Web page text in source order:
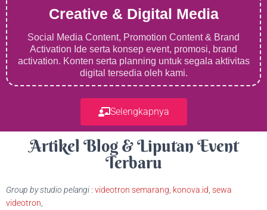
Creative & Digital Media
Social Media Content, Promotion Content & Brand
Activation Ide serta konsep event, promosi, brand
activation. Konten serta planning untuk segala aktivitas
digital tersedia oleh kami.
Selengkapnya
Artikel Blog & Liputan Event
Terbaru
Group by studio pelangi : videotron semarang konova.id sewa
videotron